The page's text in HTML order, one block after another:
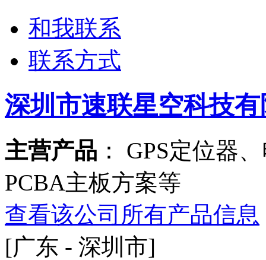
和我联系
联系方式
深圳市速联星空科技
主营产品 ： GPS定位器
PCBA主板方案等
查看该公司所有产品信息
[广东 - 深圳市]